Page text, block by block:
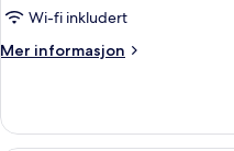
Wi-fi inkludert
Mer informasjon
Mer
Twin